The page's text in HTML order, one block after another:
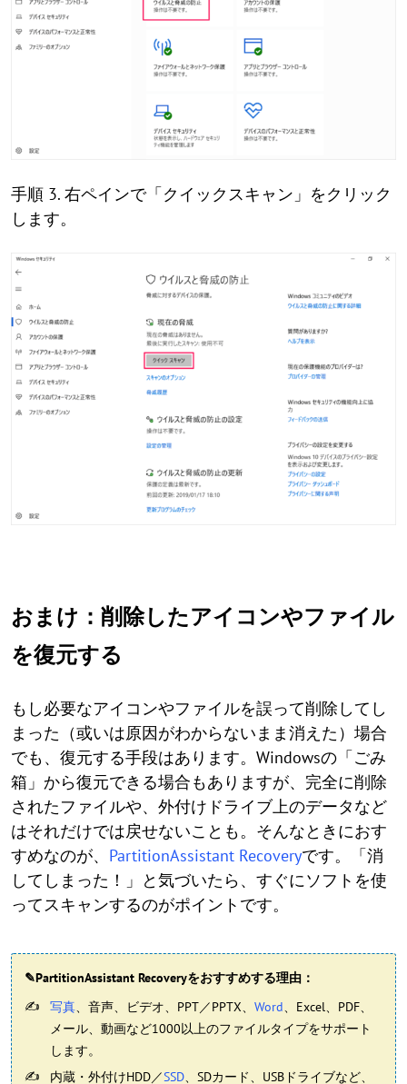
手順 3. 右ペインで「クイックスキャン」をクリック
します。
おまけ：削除したアイコンやファイル
を復元する
もし必要なアイコンやファイルを誤って削除してし
まった（或いは原因がわからないまま消えた）場合
でも、復元する手段はあります。Windowsの「ごみ
箱」から復元できる場合もありますが、完全に削除
されたファイルや、外付けドライブ上のデータなど
はそれだけでは戻せないことも。そんなときにおす
すめなのが、 PartitionAssistant Recoveryです。「消
してしまった！」と気づいたら、すぐにソフトを使
ってスキャンするのがポイントです。
✎PartitionAssistant Recoveryをおすすめする理由：
写真、音声、ビデオ、PPT／PPTX、 Word、Excel、PDF、
メール、動画など1000以上のファイルタイプをサポート
します。
内蔵・外付けHDD／SSD、SDカード、USBドライブなど、